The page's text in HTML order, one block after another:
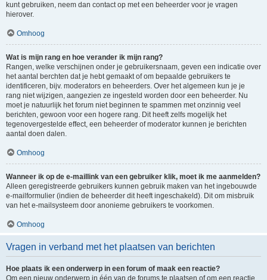
kunt gebruiken, neem dan contact op met een beheerder voor je vragen
hierover.
Omhoog
Wat is mijn rang en hoe verander ik mijn rang?
Rangen, welke verschijnen onder je gebruikersnaam, geven een indicatie over
het aantal berchten dat je hebt gemaakt of om bepaalde gebruikers te
identificeren, bijv. moderators en beheerders. Over het algemeen kun je je
rang niet wijzigen, aangezien ze ingesteld worden door een beheerder. Nu
moet je natuurlijk het forum niet beginnen te spammen met onzinnig veel
berichten, gewoon voor een hogere rang. Dit heeft zelfs mogelijk het
tegenovergestelde effect, een beheerder of moderator kunnen je berichten
aantal doen dalen.
Omhoog
Wanneer ik op de e-maillink van een gebruiker klik, moet ik me aanmelden?
Alleen geregistreerde gebruikers kunnen gebruik maken van het ingebouwde
e-mailformulier (indien de beheerder dit heeft ingeschakeld). Dit om misbruik
van het e-mailsysteem door anonieme gebruikers te voorkomen.
Omhoog
Vragen in verband met het plaatsen van berichten
Hoe plaats ik een onderwerp in een forum of maak een reactie?
Om een nieuw onderwerp in één van de forums te plaatsen of om een reactie